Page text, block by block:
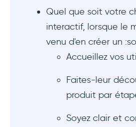
Quel que soit votre
interactif, lorsque le
venu d'en créer un
Accueillez vos
Faites-leur
produit par
Soyez clair et